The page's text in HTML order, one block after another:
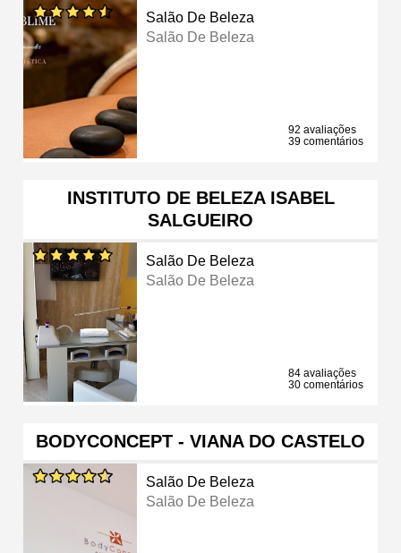
Salão De Beleza
Salão De Beleza
92 avaliações
39 comentários
INSTITUTO DE BELEZA ISABEL
SALGUEIRO
Salão De Beleza
Salão De Beleza
84 avaliações
30 comentários
BODYCONCEPT - VIANA DO CASTELO
Salão De Beleza
Salão De Beleza